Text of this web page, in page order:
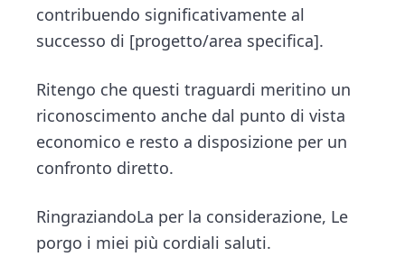
contribuendo significativamente al
successo di [progetto/area specifica].
Ritengo che questi traguardi meritino un
riconoscimento anche dal punto di vista
economico e resto a disposizione per un
confronto diretto.
RingraziandoLa per la considerazione, Le
porgo i miei più cordiali saluti.